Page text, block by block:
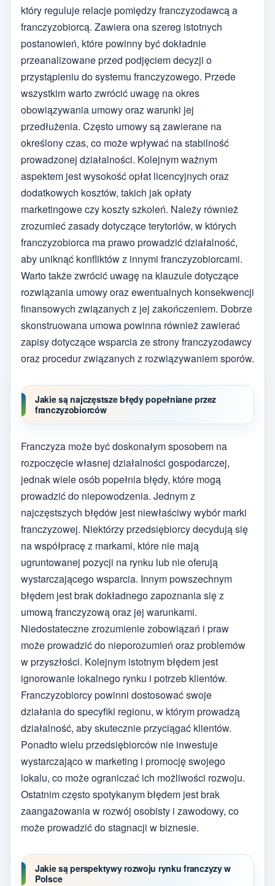
który reguluje relacje pomiędzy franczyzodawcą a
franczyzobiorcą. Zawiera ona szereg istotnych
postanowień, które powinny być dokładnie
przeanalizowane przed podjęciem decyzji o
przystąpieniu do systemu franczyzowego. Przede
wszystkim warto zwrócić uwagę na okres
obowiązywania umowy oraz warunki jej
przedłużenia. Często umowy są zawierane na
określony czas, co może wpływać na stabilność
prowadzonej działalności. Kolejnym ważnym
aspektem jest wysokość opłat licencyjnych oraz
dodatkowych kosztów, takich jak opłaty
marketingowe czy koszty szkoleń. Należy również
zrozumieć zasady dotyczące terytoriów, w których
franczyzobiorca ma prawo prowadzić działalność,
aby uniknąć konfliktów z innymi franczyzobiorcami.
Warto także zwrócić uwagę na klauzule dotyczące
rozwiązania umowy oraz ewentualnych konsekwencji
finansowych związanych z jej zakończeniem. Dobrze
skonstruowana umowa powinna również zawierać
zapisy dotyczące wsparcia ze strony franczyzodawcy
oraz procedur związanych z rozwiązywaniem sporów.
Jakie są najczęstsze błędy popełniane przez
franczyzobiorców
Franczyza może być doskonałym sposobem na
rozpoczęcie własnej działalności gospodarczej,
jednak wiele osób popełnia błędy, które mogą
prowadzić do niepowodzenia. Jednym z
najczęstszych błędów jest niewłaściwy wybór marki
franczyzowej. Niektórzy przedsiębiorcy decydują się
na współpracę z markami, które nie mają
ugruntowanej pozycji na rynku lub nie oferują
wystarczającego wsparcia. Innym powszechnym
błędem jest brak dokładnego zapoznania się z
umową franczyzową oraz jej warunkami.
Niedostateczne zrozumienie zobowiązań i praw
może prowadzić do nieporozumień oraz problemów
w przyszłości. Kolejnym istotnym błędem jest
ignorowanie lokalnego rynku i potrzeb klientów.
Franczyzobiorcy powinni dostosować swoje
działania do specyfiki regionu, w którym prowadzą
działalność, aby skutecznie przyciągać klientów.
Ponadto wielu przedsiębiorców nie inwestuje
wystarczająco w marketing i promocję swojego
lokalu, co może ograniczać ich możliwości rozwoju.
Ostatnim często spotykanym błędem jest brak
zaangażowania w rozwój osobisty i zawodowy, co
może prowadzić do stagnacji w biznesie.
Jakie są perspektywy rozwoju rynku franczyzy w
Polsce